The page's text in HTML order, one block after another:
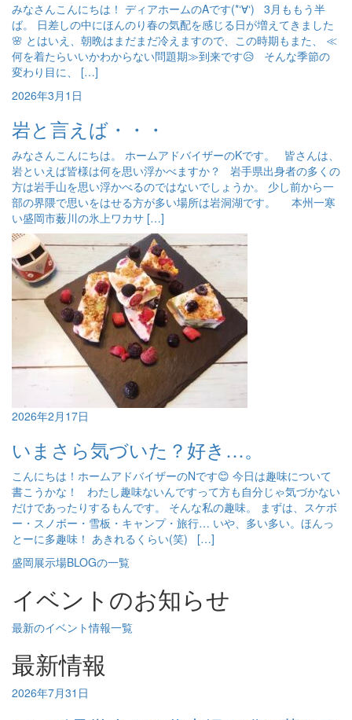
みなさんこんにちは！ ディアホームのAです(*‘∀‘) 3月ももう半
ば。 日差しの中にほんのり春の気配を感じる日が増えてきました
🌸 とはいえ、朝晩はまだまだ冷えますので、この時期もまた、 ≪
何を着たらいいかわからない問題期≫到来です😥 そんな季節の
変わり目に、 […]
2026年3月1日
岩と言えば・・・
みなさんこんにちは。 ホームアドバイザーのKです。 皆さんは、
岩といえば皆様は何を思い浮かべますか？ 岩手県出身者の多くの
方は岩手山を思い浮かべるのではないでしょうか。 少し前から一
部の界隈で思いをはせる方が多い場所は岩洞湖です。 本州一寒
い盛岡市薮川の氷上ワカサ […]
2026年2月17日
いまさら気づいた？好き…。
こんにちは！ホームアドバイザーのNです😊 今日は趣味について
書こうかな！ わたし趣味ないんですって方も自分じゃ気づかない
だけであったりするもんです。 そんな私の趣味。 まずは、スケボ
ー・スノボー・雪板・キャンプ・旅行… いや、多い多い。ほんっ
とーに多趣味！ あきれるくらい(笑) […]
盛岡展示場BLOGの一覧
イベントのお知らせ
最新のイベント情報一覧
最新情報
2026年7月31日